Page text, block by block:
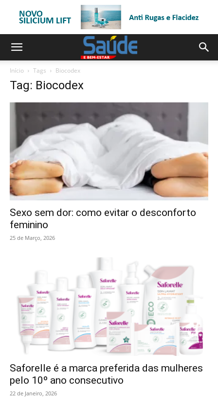
Início Tags Biocodex
Tag: Biocodex
Sexo sem dor: como evitar o desconforto
feminino
25 de Março, 2026
Saforelle é a marca preferida das mulheres
pelo 10º ano consecutivo
22 de Janeiro, 2026